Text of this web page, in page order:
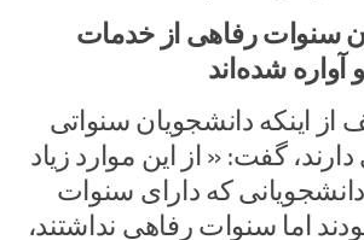
سنوات رفاهی از خدمات
شده‌اند
از اینکه دانشجویان سنواتی
گفت: « از این موارد زیاد
دانشجویانی که دارای سنوات
اما سنوات رفاهی نداشتند،